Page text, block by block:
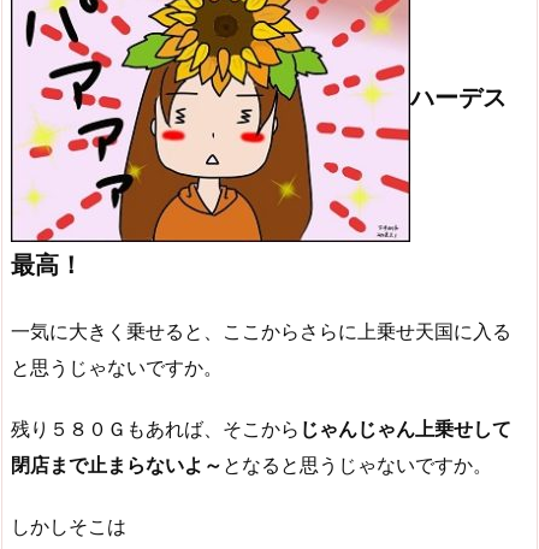
ハーデス
最高！
一気に大きく乗せると、ここからさらに上乗せ天国に入る
と思うじゃないですか。
残り５８０Ｇもあれば、そこから じゃんじゃん上乗せして
閉店まで止まらないよ～ となると思うじゃないですか。
しかしそこは